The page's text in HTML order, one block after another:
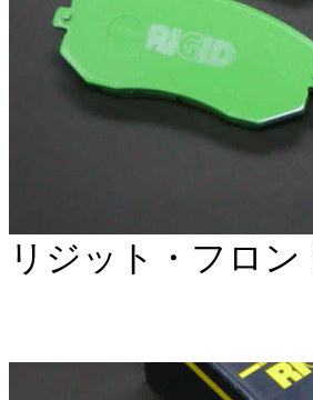
リジット・フロン